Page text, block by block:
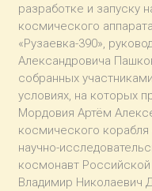
разработке и запуску
космического
«Рузаевка-390»,
Александровича
собранных
условиях, на которых
Мордовия Артём
космического
научно-
космонавт
Владимир Николаевич